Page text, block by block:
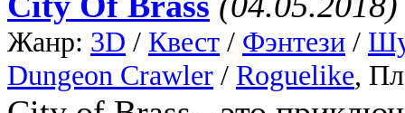
Жанр: 3D / Квест / Фэнтези /
Dungeon Crawler / Roguelike,